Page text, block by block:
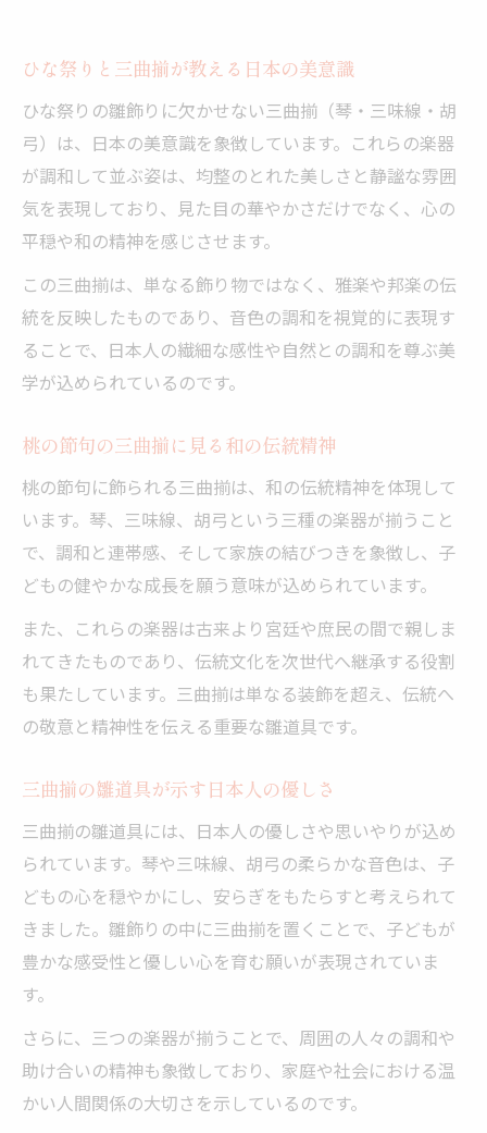
ひな祭りと三曲揃が教える日本の美意識
ひな祭りの雛飾りに欠かせない三曲揃（琴・三味線・胡
弓）は、日本の美意識を象徴しています。これらの楽器
が調和して並ぶ姿は、均整のとれた美しさと静謐な雰囲
気を表現しており、見た目の華やかさだけでなく、心の
平穏や和の精神を感じさせます。
この三曲揃は、単なる飾り物ではなく、雅楽や邦楽の伝
統を反映したものであり、音色の調和を視覚的に表現す
ることで、日本人の繊細な感性や自然との調和を尊ぶ美
学が込められているのです。
桃の節句の三曲揃に見る和の伝統精神
桃の節句に飾られる三曲揃は、和の伝統精神を体現して
います。琴、三味線、胡弓という三種の楽器が揃うこと
で、調和と連帯感、そして家族の結びつきを象徴し、子
どもの健やかな成長を願う意味が込められています。
また、これらの楽器は古来より宮廷や庶民の間で親しま
れてきたものであり、伝統文化を次世代へ継承する役割
も果たしています。三曲揃は単なる装飾を超え、伝統へ
の敬意と精神性を伝える重要な雛道具です。
三曲揃の雛道具が示す日本人の優しさ
三曲揃の雛道具には、日本人の優しさや思いやりが込め
られています。琴や三味線、胡弓の柔らかな音色は、子
どもの心を穏やかにし、安らぎをもたらすと考えられて
きました。雛飾りの中に三曲揃を置くことで、子どもが
豊かな感受性と優しい心を育む願いが表現されていま
す。
さらに、三つの楽器が揃うことで、周囲の人々の調和や
助け合いの精神も象徴しており、家庭や社会における温
かい人間関係の大切さを示しているのです。